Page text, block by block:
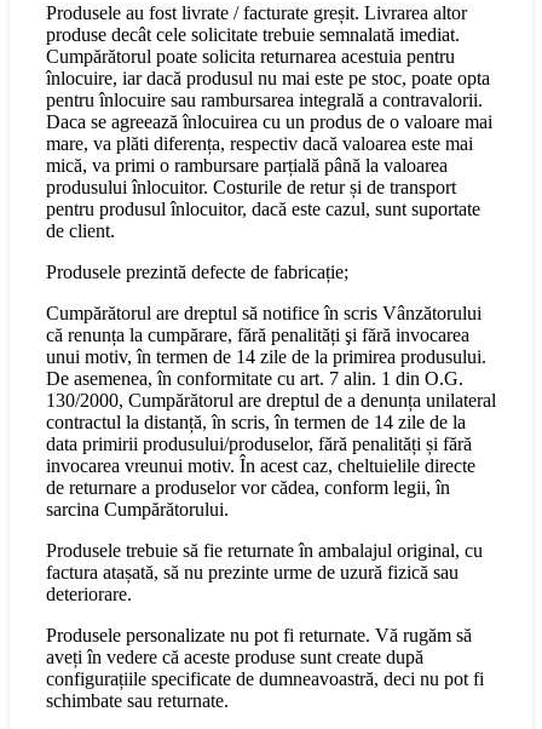
Produsele au fost livrate / facturate greșit. Livrarea altor
produse decât cele solicitate trebuie semnalată imediat.
Cumpărătorul poate solicita returnarea acestuia pentru
înlocuire, iar dacă produsul nu mai este pe stoc, poate opta
pentru înlocuire sau rambursarea integrală a contravalorii.
Daca se agreează înlocuirea cu un produs de o valoare mai
mare, va plăti diferența, respectiv dacă valoarea este mai
mică, va primi o rambursare parțială până la valoarea
produsului înlocuitor. Costurile de retur și de transport
pentru produsul înlocuitor, dacă este cazul, sunt suportate
de client.
Produsele prezintă defecte de fabricație;
Cumpărătorul are dreptul să notifice în scris Vânzătorului
că renunța la cumpărare, fără penalități şi fără invocarea
unui motiv, în termen de 14 zile de la primirea produsului.
De asemenea, în conformitate cu art. 7 alin. 1 din O.G.
130/2000, Cumpărătorul are dreptul de a denunța unilateral
contractul la distanță, în scris, în termen de 14 zile de la
data primirii produsului/produselor, fără penalități și fără
invocarea vreunui motiv. În acest caz, cheltuielile directe
de returnare a produselor vor cădea, conform legii, în
sarcina Cumpărătorului.
Produsele trebuie să fie returnate în ambalajul original, cu
factura atașată, să nu prezinte urme de uzură fizică sau
deteriorare.
Produsele personalizate nu pot fi returnate. Vă rugăm să
aveți în vedere că aceste produse sunt create după
configurațiile specificate de dumneavoastră, deci nu pot fi
schimbate sau returnate.